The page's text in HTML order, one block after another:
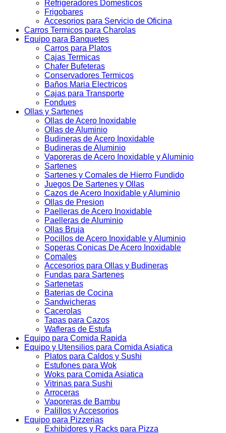
Refrigeradores Domesticos
Frigobares
Accesorios para Servicio de Oficina
Carros Termicos para Charolas
Equipo para Banquetes
Carros para Platos
Cajas Termicas
Chafer Bufeteras
Conservadores Termicos
Baños Maria Electricos
Cajas para Transporte
Fondues
Ollas y Sartenes
Ollas de Acero Inoxidable
Ollas de Aluminio
Budineras de Acero Inoxidable
Budineras de Aluminio
Vaporeras de Acero Inoxidable y Aluminio
Sartenes
Sartenes y Comales de Hierro Fundido
Juegos De Sartenes y Ollas
Cazos de Acero Inoxidable y Aluminio
Ollas de Presion
Paelleras de Acero Inoxidable
Paelleras de Aluminio
Ollas Bruja
Pocillos de Acero Inoxidable y Aluminio
Soperas Conicas De Acero Inoxidable
Comales
Accesorios para Ollas y Budineras
Fundas para Sartenes
Sartenetas
Baterias de Cocina
Sandwicheras
Cacerolas
Tapas para Cazos
Wafleras de Estufa
Equipo para Comida Rapida
Equipo y Utensilios para Comida Asiatica
Platos para Caldos y Sushi
Estufones para Wok
Woks para Comida Asiatica
Vitrinas para Sushi
Arroceras
Vaporeras de Bambu
Palillos y Accesorios
Equipo para Pizzerias
Exhibidores y Racks para Pizza